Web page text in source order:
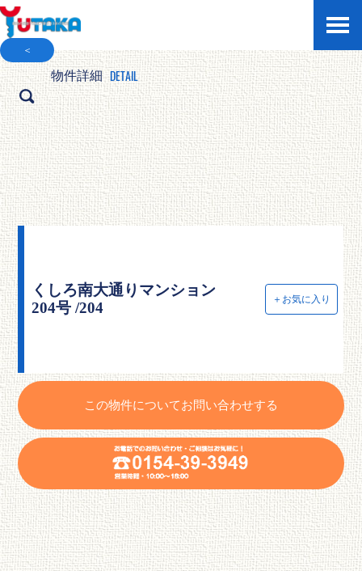
＜
物件詳細 DETAIL
くしろ南大通りマンション
204号 /204
＋お気に入り
この物件についてお問い合わせする